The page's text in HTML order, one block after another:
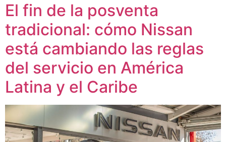
El fin de la posventa
tradicional: cómo Nissan
está cambiando las reglas
del servicio en América
Latina y el Caribe